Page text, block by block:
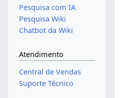
Pesquisa com IA
Pesquisa Wiki
Chatbot da Wiki
Atendimento
Central de Vendas
Suporte Técnico